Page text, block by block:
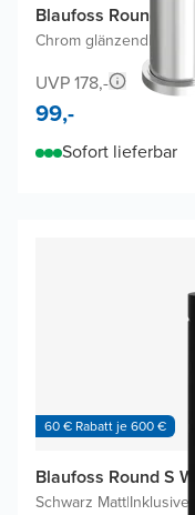
Blaufoss Round S
Chrom glänzend|
UVP 178,-
99,-
Sofort lieferbar
60 € Rabatt je 600 €
Blaufoss Round S
Schwarz Matt|Inklusive